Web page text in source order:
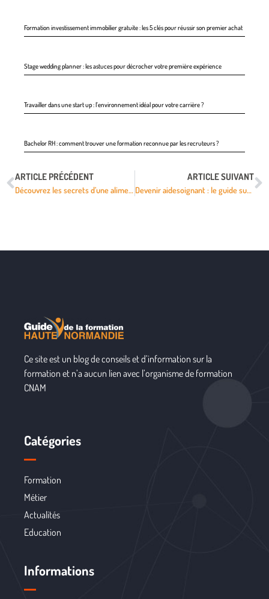
Formation investissement immobilier gratuite : les 5 clés pour réussir son premier achat
Stage wedding planner : les astuces pour décrocher votre première expérience
Travailler dans une start up : l’environnement idéal pour votre carrière ?
Bachelor RH : comment trouver une formation reconnue par les recruteurs ?
ARTICLE PRÉCÉDENT
Découvrez les secrets d’une alimentation équilibrée pour booster votre formation
ARTICLE SUIVANT
Devenir aidesoignant : le guide surprenant pour réussir votre formation !
Ce site est un blog de conseils et d’information sur la
formation et n’a aucun lien avec l’organisme de formation
CNAM
Catégories
Formation
Métier
Actualités
Education
Informations